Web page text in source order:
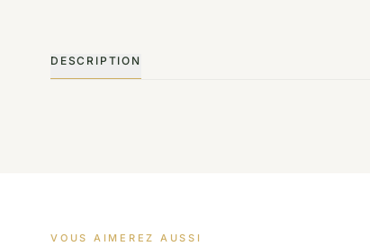
DESCRIPTION
VOUS AIMEREZ AUSSI